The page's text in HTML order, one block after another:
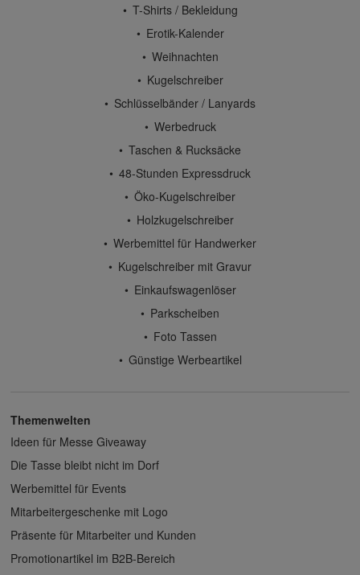
T-Shirts / Bekleidung
Erotik-Kalender
Weihnachten
Kugelschreiber
Schlüsselbänder / Lanyards
Werbedruck
Taschen & Rucksäcke
48-Stunden Expressdruck
Öko-Kugelschreiber
Holzkugelschreiber
Werbemittel für Handwerker
Kugelschreiber mit Gravur
Einkaufswagenlöser
Parkscheiben
Foto Tassen
Günstige Werbeartikel
Themenwelten
Ideen für Messe Giveaway
Die Tasse bleibt nicht im Dorf
Werbemittel für Events
Mitarbeitergeschenke mit Logo
Präsente für Mitarbeiter und Kunden
Promotionartikel im B2B-Bereich